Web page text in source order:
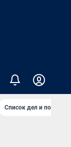
Список дел и покупок